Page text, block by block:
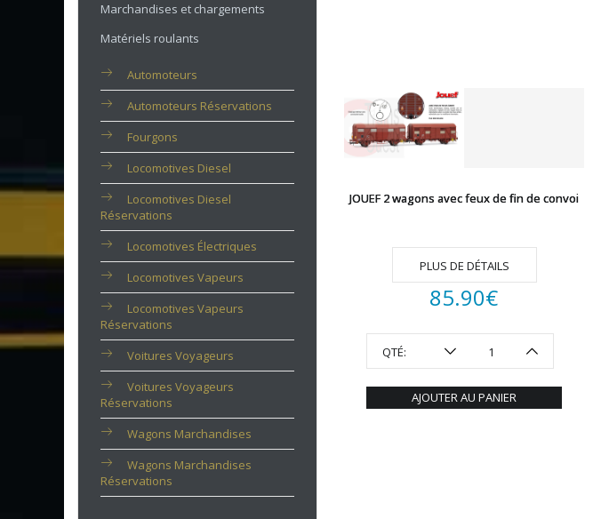
Marchandises et chargements
Matériels roulants
Automoteurs
Automoteurs Réservations
Fourgons
Locomotives Diesel
Locomotives Diesel
Réservations
Locomotives Électriques
Locomotives Vapeurs
Locomotives Vapeurs
Réservations
Voitures Voyageurs
Voitures Voyageurs
Réservations
Wagons Marchandises
Wagons Marchandises
Réservations
JOUEF 2 wagons avec feux de fin de convoi
PLUS DE DÉTAILS
85.90€
QTÉ:
AJOUTER AU PANIER